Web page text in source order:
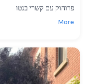
פרוהוק עם קשרי בנטו
More